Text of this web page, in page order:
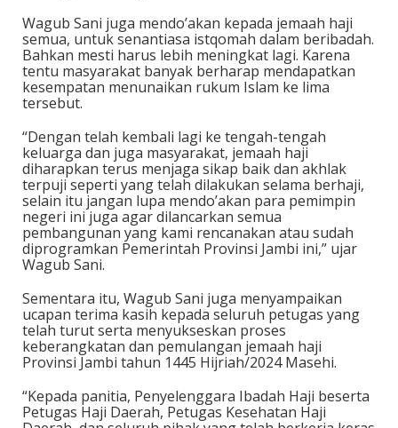
Wagub Sani juga mendo’akan kepada jemaah haji
semua, untuk senantiasa istqomah dalam beribadah.
Bahkan mesti harus lebih meningkat lagi. Karena
tentu masyarakat banyak berharap mendapatkan
kesempatan menunaikan rukum Islam ke lima
tersebut.
“Dengan telah kembali lagi ke tengah-tengah
keluarga dan juga masyarakat, jemaah haji
diharapkan terus menjaga sikap baik dan akhlak
terpuji seperti yang telah dilakukan selama berhaji,
selain itu jangan lupa mendo’akan para pemimpin
negeri ini juga agar dilancarkan semua
pembangunan yang kami rencanakan atau sudah
diprogramkan Pemerintah Provinsi Jambi ini,” ujar
Wagub Sani.
Sementara itu, Wagub Sani juga menyampaikan
ucapan terima kasih kepada seluruh petugas yang
telah turut serta menyukseskan proses
keberangkatan dan pemulangan jemaah haji
Provinsi Jambi tahun 1445 Hijriah/2024 Masehi.
“Kepada panitia, Penyelenggara Ibadah Haji beserta
Petugas Haji Daerah, Petugas Kesehatan Haji